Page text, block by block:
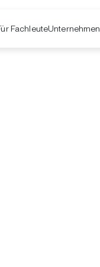
FachleuteUnternehmen